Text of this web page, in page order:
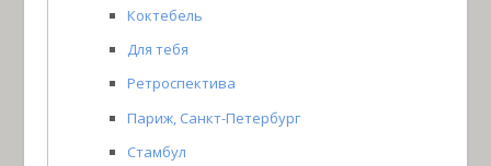
Коктебель
Для тебя
Ретроспектива
Париж, Санкт-Петербург
Стамбул